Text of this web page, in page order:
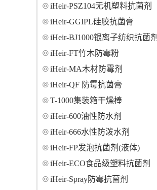
iHeir-PSZ104无机塑料抗菌剂
iHeir-GGIPL硅胶抗菌膏
iHeir-BJ1000银离子纺织抗菌剂
iHeir-FT竹木防霉粉
iHeir-MA木材防霉剂
iHeir-QF 防霉抗菌膏
T-1000集装箱干燥棒
iHeir-600油性防水剂
iHeir-666水性防泼水剂
iHeir-FP发泡抗菌剂(液体)
iHeir-ECO食品级塑料抗菌剂
iHeir-Spray防霉抗菌剂